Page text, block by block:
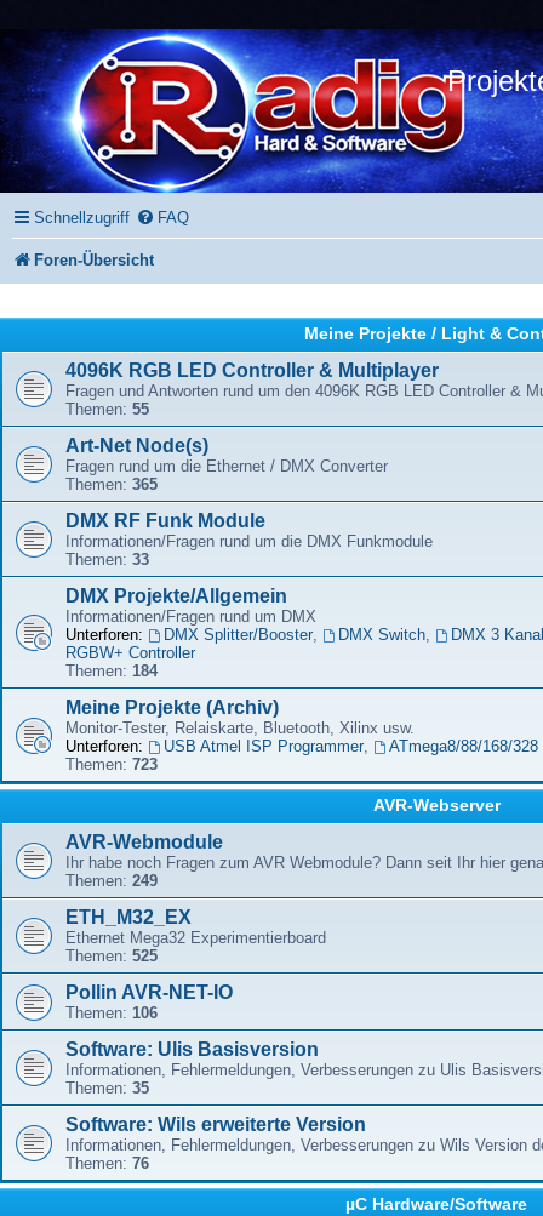
Schnellzugriff FAQ
Foren-Übersicht
Meine Projekte / Light &
4096K RGB LED Controller & Multiplayer
Fragen und Antworten rund um den 4096K RGB LED Controller &
Themen: 55
Art-Net Node(s)
Fragen rund um die Ethernet / DMX Converter
Themen: 365
DMX RF Funk Module
Informationen/Fragen rund um die DMX Funkmodule
Themen: 33
DMX Projekte/Allgemein
Informationen/Fragen rund um DMX
Unterforen:
DMX Splitter/Booster, DMX Switch,
DMX 3
RGBW+ Controller
Themen: 184
Meine Projekte (Archiv)
Monitor-Tester, Relaiskarte, Bluetooth, Xilinx usw.
Unterforen:
USB Atmel ISP Programmer,
ATmega8/88/168/
Themen: 723
AVR-Webserver
AVR-Webmodule
Ihr habe noch Fragen zum AVR Webmodule? Dann seit Ihr hier
Themen: 249
ETH_M32_EX
Ethernet Mega32 Experimentierboard
Themen: 525
Pollin AVR-NET-IO
Themen: 106
Software: Ulis Basisversion
Informationen, Fehlermeldungen, Verbesserungen zu Ulis
Themen: 35
Software: Wils erweiterte Version
Informationen, Fehlermeldungen, Verbesserungen zu Wils Version
Themen: 76
µC Hardware/Software